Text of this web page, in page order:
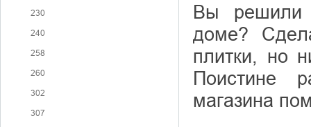
230
240
258
260
302
307
Вы решили
доме?
плитки, но
Поистине
магазина